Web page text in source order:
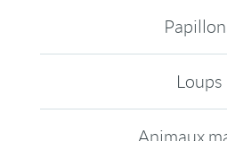
Loups
Animaux